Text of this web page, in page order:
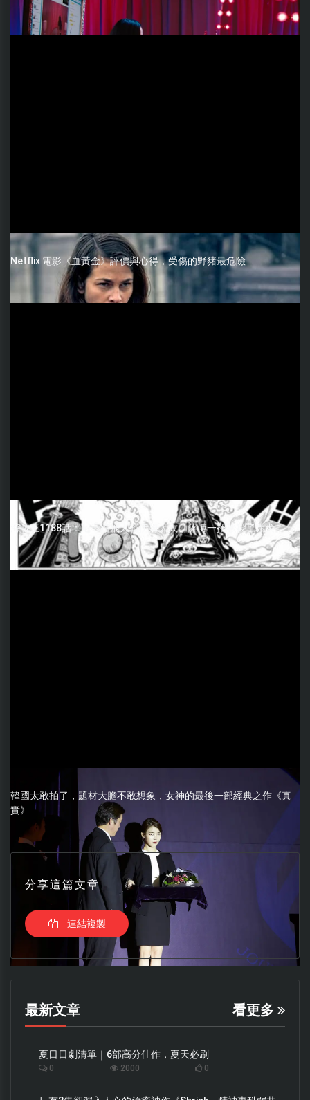
Netflix 電影《血黃金》評價與心得，受傷的野豬最危險
海賊王1188話：尼卡路飛大戰伊姆大人，薩博一招秒殺了赤犬
韓國太敢拍了，題材大膽不敢想象，女神的最後一部經典之作《真
實》
分享這篇文章
連結複製
最新文章 看更多
夏日日劇清單｜6部高分佳作，夏天必刷
0 2000 0